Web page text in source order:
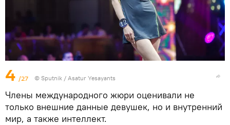
4 /27 © Sputnik / Asatur Yesayants
Члены международного жюри оценивали не
только внешние данные девушек, но и внутренний
мир, а также интеллект.